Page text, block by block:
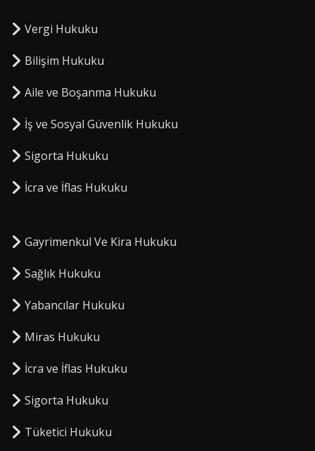
Vergi Hukuku
Bilişim Hukuku
Aile ve Boşanma Hukuku
İş ve Sosyal Güvenlik Hukuku
Sigorta Hukuku
⁠İcra ve İflas Hukuku
Gayrimenkul Ve Kira Hukuku
Sağlık Hukuku
Yabancılar Hukuku
Miras Hukuku
⁠İcra ve İflas Hukuku
Sigorta Hukuku
⁠Tüketici Hukuku